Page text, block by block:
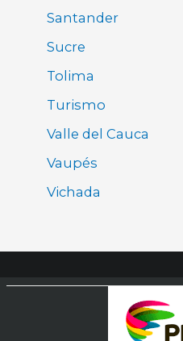
Santander
Sucre
Tolima
Turismo
Valle del Cauca
Vaupés
Vichada